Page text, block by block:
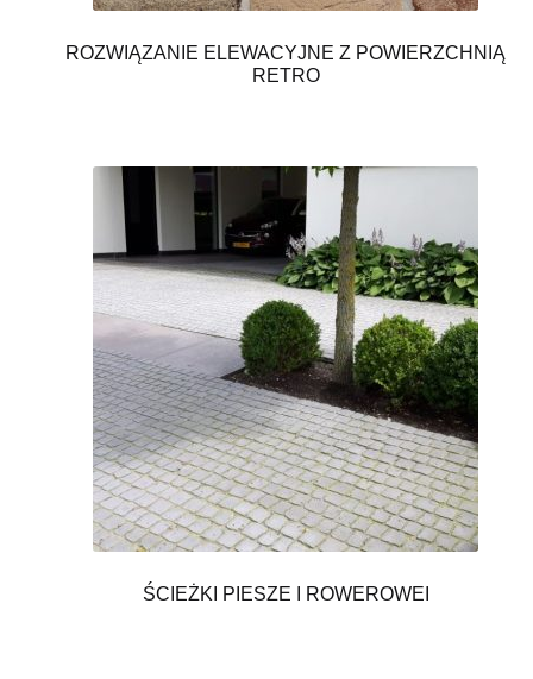
ROZWIĄZANIE ELEWACYJNE Z POWIERZCHNIĄ
RETRO
ŚCIEŻKI PIESZE I ROWEROWEI